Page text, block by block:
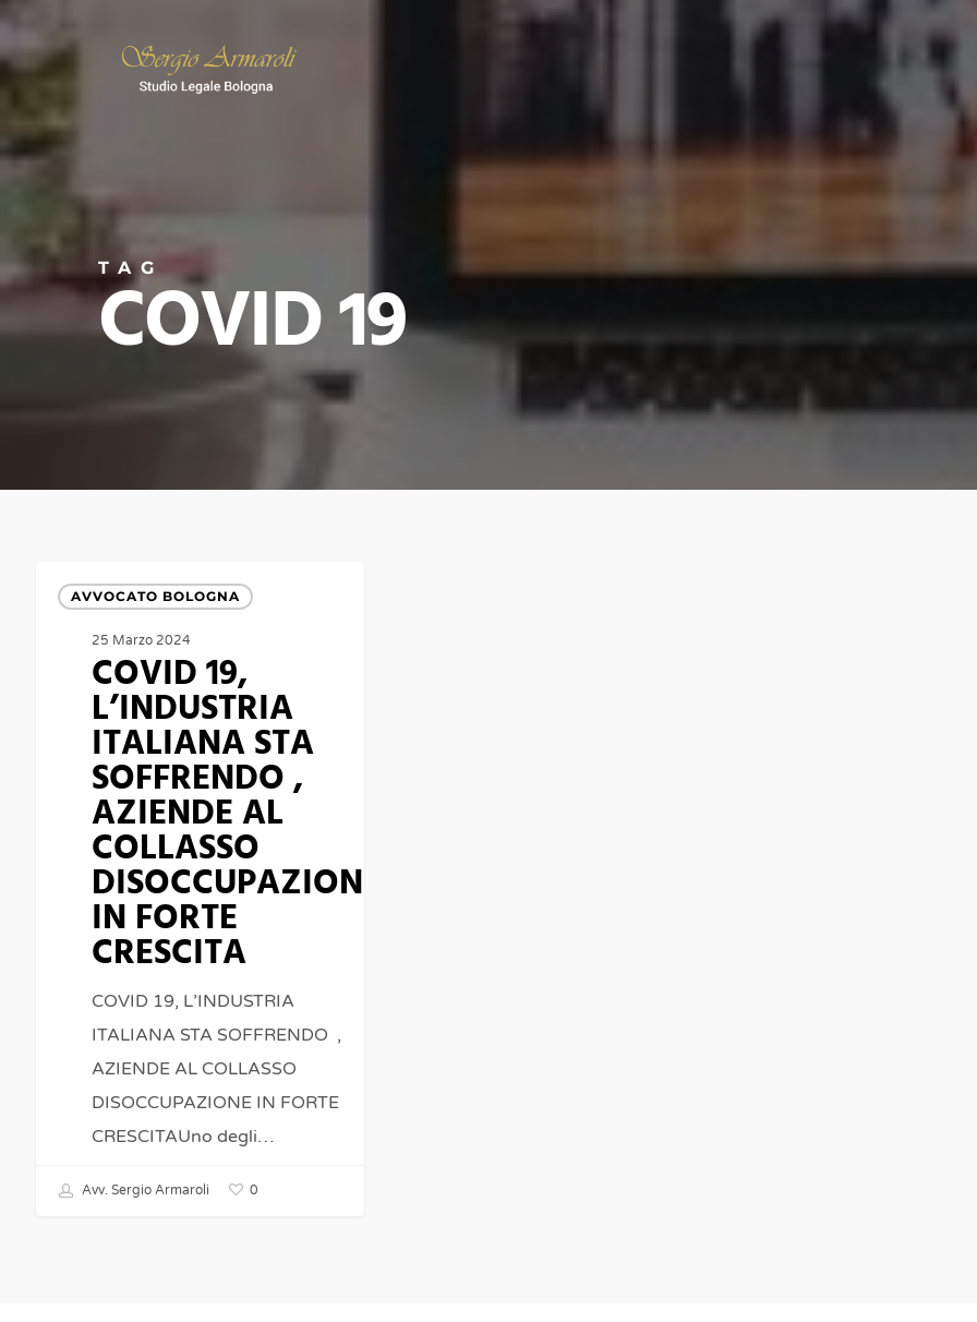
Skip
to
content
TAG
COVID 19
19,
L’INDUSTRIA
ITALIANA
SOFFRENDO
AZIENDE
COLLASSO
DISOCCUPAZIONE
AVVOCATO BOLOGNA
25 Marzo 2024
COVID 19,
L’INDUSTRIA
ITALIANA STA
SOFFRENDO ,
AZIENDE AL
COLLASSO
DISOCCUPAZIONE
IN FORTE
CRESCITA
COVID 19, L’INDUSTRIA
ITALIANA STA SOFFRENDO ,
AZIENDE AL COLLASSO
DISOCCUPAZIONE IN FORTE
CRESCITAUno degli…
Avv. Sergio Armaroli 0